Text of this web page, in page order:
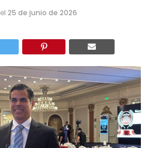
el 25 de junio de 2026